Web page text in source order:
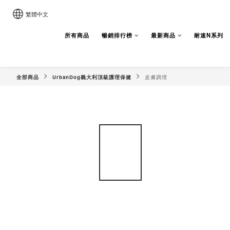
繁體中文
所有商品 暢銷排行榜 最新商品 耐速N系列
全部商品 UrbanDog義大利頂級護理保健 皮膚調理